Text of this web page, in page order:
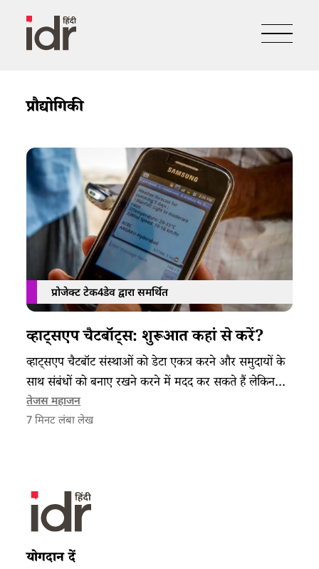
प्रौद्योगिकी
प्रोजेक्ट टेक4डेव द्वारा समर्थित
व्हाट्सएप चैटबॉट्स: शुरूआत कहां से करें?
व्हाट्सएप चैटबॉट संस्थाओं को डेटा एकत्र करने और समुदायों के
साथ संबंधों को बनाए रखने करने में मदद कर सकते हैं लेकिन
समाजसेवी संस्थाओं को इनके सीमित उपयोग को समझना ज़रूरी
है।
तेजस महाजन
7 मिनट लंबा लेख
योगदान दें